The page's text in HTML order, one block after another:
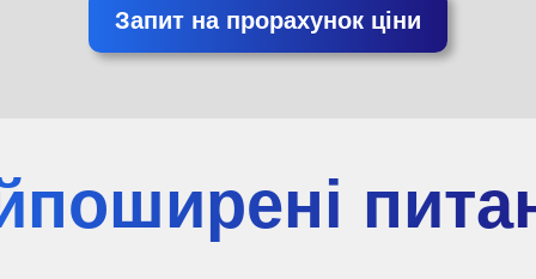
Запит на прорахунок ціни